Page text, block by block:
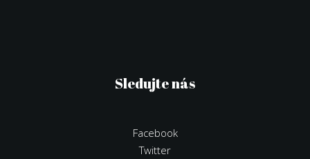
Sledujte nás
Facebook
Twitter